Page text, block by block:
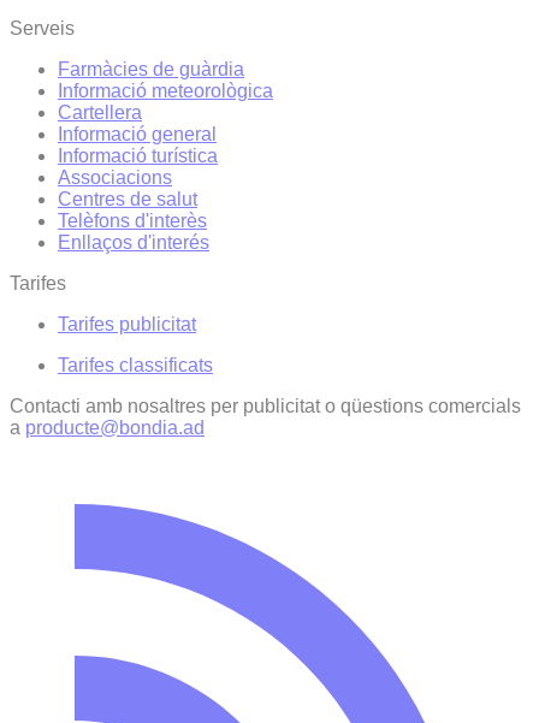
Serveis
Farmàcies de guàrdia
Informació meteorològica
Cartellera
Informació general
Informació turística
Associacions
Centres de salut
Telèfons d'interès
Enllaços d'interés
Tarifes
Tarifes publicitat
Tarifes classificats
Contacti amb nosaltres per publicitat o qüestions comercials
a producte@bondia.ad